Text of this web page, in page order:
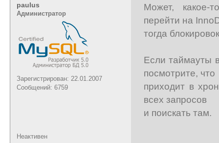
paulus
Администратор
Зарегистрирован: 22.01.2007
Сообщений: 6759
Может, какое-
перейти на
тогда
Если таймауты
посмотрите, что
приходит в
всех запросов
и поискать там.
Неактивен